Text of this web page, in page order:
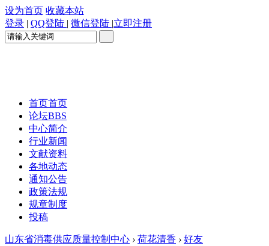
设为首页 收藏本站
登录 | QQ登陆 | 微信登陆 |立即注册
首页首页
论坛BBS
中心简介
行业新闻
文献资料
各地动态
通知公告
政策法规
规章制度
投稿
山东省消毒供应质量控制中心 › 荷花清香 › 好友